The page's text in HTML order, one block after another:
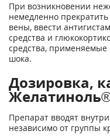
При возникновении
немедленно
вены, ввести
средства и
средства,
шока.
Дозировка,
Препарат вводят
независимо от группы